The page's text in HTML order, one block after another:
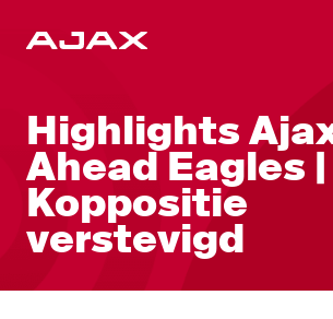
Highlights
Ahead Eagles |
Koppositie
verstevigd